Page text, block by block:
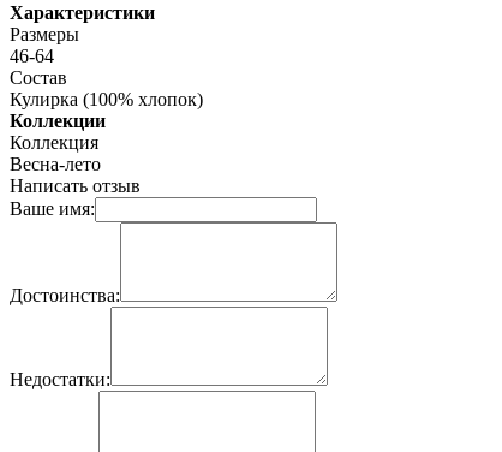
Характеристики
Размеры
46-64
Состав
Кулирка (100% хлопок)
Коллекции
Коллекция
Весна-лето
Написать отзыв
Ваше имя:
Достоинства:
Недостатки: